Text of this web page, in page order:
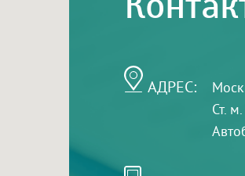
АДРЕС:
Ст.